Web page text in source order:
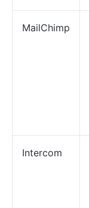
MailChimp
Intercom